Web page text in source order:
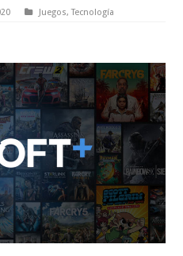
Juegos,Tecnología